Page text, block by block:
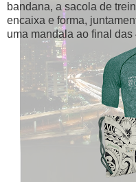
bandana, a sacola de
encaixa e forma,
uma mandala ao final